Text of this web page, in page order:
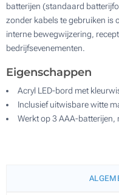
batterijen (standaard
zonder kabels te gebruiken is
interne bewegwijzering,
bedrijfsevenementen.
Eigenschappen
Acryl LED-bord met
Inclusief uitwisbare witte
Werkt op 3 AAA-batterijen,